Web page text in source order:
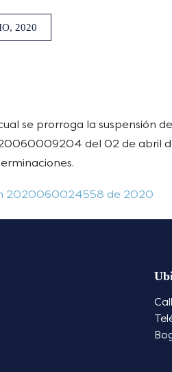
2020
se prorroga la
del 02 de abril
2020060024558 de 2020